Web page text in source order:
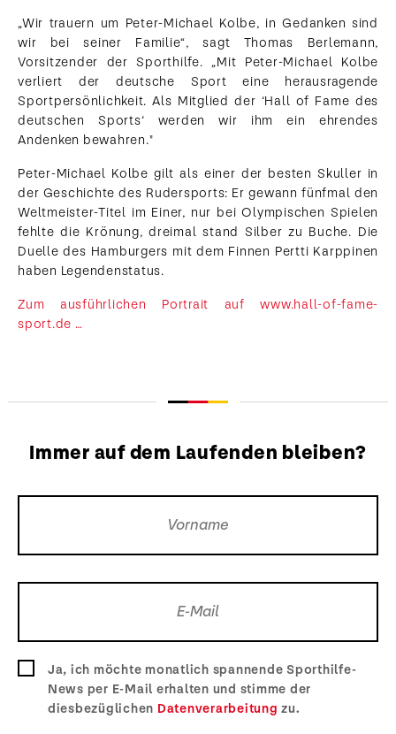
„Wir trauern um Peter-Michael Kolbe, in Gedanken sind
wir bei seiner Familie“, sagt Thomas Berlemann,
Vorsitzender der Sporthilfe. „Mit Peter-Michael Kolbe
verliert der deutsche Sport eine herausragende
Sportpersönlichkeit. Als Mitglied der ‘Hall of Fame des
deutschen Sports‘ werden wir ihm ein ehrendes
Andenken bewahren."
Peter-Michael Kolbe gilt als einer der besten Skuller in
der Geschichte des Rudersports: Er gewann fünfmal den
Weltmeister-Titel im Einer, nur bei Olympischen Spielen
fehlte die Krönung, dreimal stand Silber zu Buche. Die
Duelle des Hamburgers mit dem Finnen Pertti Karppinen
haben Legendenstatus.
Zum ausführlichen Portrait auf www.hall-of-fame-
sport.de …
Immer auf dem Laufenden bleiben?
Ja, ich möchte monatlich spannende Sporthilfe-
News per E-Mail erhalten und stimme der
diesbezüglichen Datenverarbeitung zu.